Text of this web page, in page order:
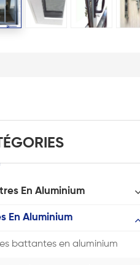
En Aluminium
En Aluminium
battantes en aluminium